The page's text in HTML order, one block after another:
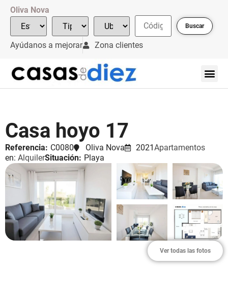
Oliva Nova
Buscar
Ayúdanos a mejorar Zona clientes
Casa hoyo 17
Referencia: C0080 Oliva Nova 2021 Apartamentos
en: AlquilerSituación: Playa
Ver todas las fotos